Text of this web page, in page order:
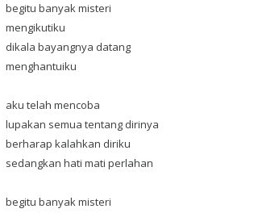
begitu banyak misteri
mengikutiku
dikala bayangnya datang
menghantuiku
aku telah mencoba
lupakan semua tentang dirinya
berharap kalahkan diriku
sedangkan hati mati perlahan
begitu banyak misteri